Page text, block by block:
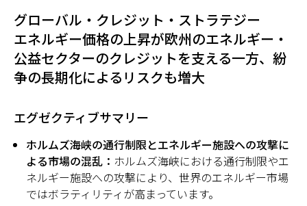
グローバル・クレジット・ストラテジー
エネルギー価格の上昇が欧州のエネルギー・
公益セクターのクレジットを支える一方、紛
争の長期化によるリスクも増大
エグゼクティブサマリー
ホルムズ海峡の通行制限とエネルギー施設への攻撃に
よる市場の混乱： ホルムズ海峡における通行制限やエ
ネルギー施設への攻撃により、世界のエネルギー市場
ではボラティリティが高まっています。